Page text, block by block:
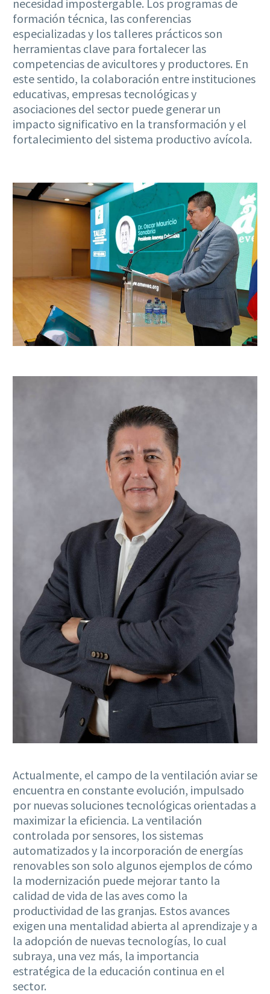
necesidad impostergable. Los programas de
formación técnica, las conferencias
especializadas y los talleres prácticos son
herramientas clave para fortalecer las
competencias de avicultores y productores. En
este sentido, la colaboración entre instituciones
educativas, empresas tecnológicas y
asociaciones del sector puede generar un
impacto significativo en la transformación y el
fortalecimiento del sistema productivo avícola.
Actualmente, el campo de la ventilación aviar se
encuentra en constante evolución, impulsado
por nuevas soluciones tecnológicas orientadas a
maximizar la eficiencia. La ventilación
controlada por sensores, los sistemas
automatizados y la incorporación de energías
renovables son solo algunos ejemplos de cómo
la modernización puede mejorar tanto la
calidad de vida de las aves como la
productividad de las granjas. Estos avances
exigen una mentalidad abierta al aprendizaje y a
la adopción de nuevas tecnologías, lo cual
subraya, una vez más, la importancia
estratégica de la educación continua en el
sector.